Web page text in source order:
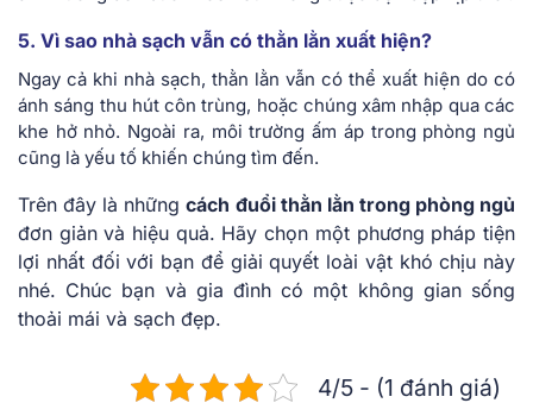
5. Vì sao nhà sạch vẫn có thằn lằn xuất hiện?
Ngay cả khi nhà sạch, thằn lằn vẫn có thể xuất hiện do có
ánh sáng thu hút côn trùng, hoặc chúng xâm nhập qua các
khe hở nhỏ. Ngoài ra, môi trường ấm áp trong phòng ngủ
cũng là yếu tố khiến chúng tìm đến.
Trên đây là nhữngcách đuổi thằn lằn trong phòng ngủ
đơn giản và hiệu quả. Hãy chọn một phương pháp tiện
lợi nhất đối với bạn để giải quyết loài vật khó chịu này
nhé. Chúc bạn và gia đình có một không gian sống
thoải mái và sạch đẹp.
4/5 - (1 đánh giá)